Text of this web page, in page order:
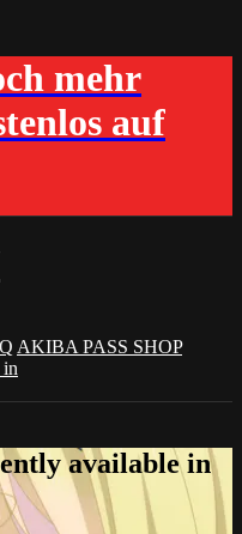
mehr
auf
AKIBA PASS SHOP
in
available in